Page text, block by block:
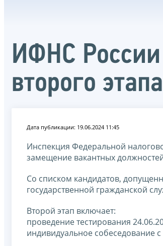
ИФНС
второго
Дата публикации: 19.06.2024 11:45
Инспекция Федеральной
замещение вакантных
Со списком кандидатов,
государственной гражданской
Второй этап включает:
проведение тестирования
индивидуальное собеседование